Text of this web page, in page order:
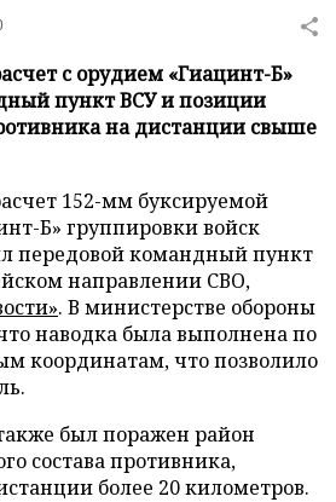
с орудием «Гиацинт-Б»
пункт ВСУ и позиции
на дистанции свыше
152-мм буксируемой
Б» группировки войск
передовой командный пункт
направлении СВО,
. В министерстве обороны
наводка была выполнена по
координатам, что позволило
был поражен район
состава противника,
более 20 километров.